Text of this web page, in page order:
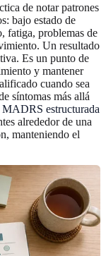
de notar patrones
bajo estado de
fatiga, problemas de
Un resultado
Es un punto de
y mantener
cuando sea
síntomas más allá
estructurada
alrededor de una
manteniendo el